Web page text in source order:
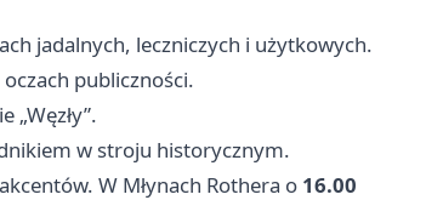
jadalnych, leczniczych i użytkowych.
publiczności.
w stroju historycznym.
W Młynach Rothera o 16.00